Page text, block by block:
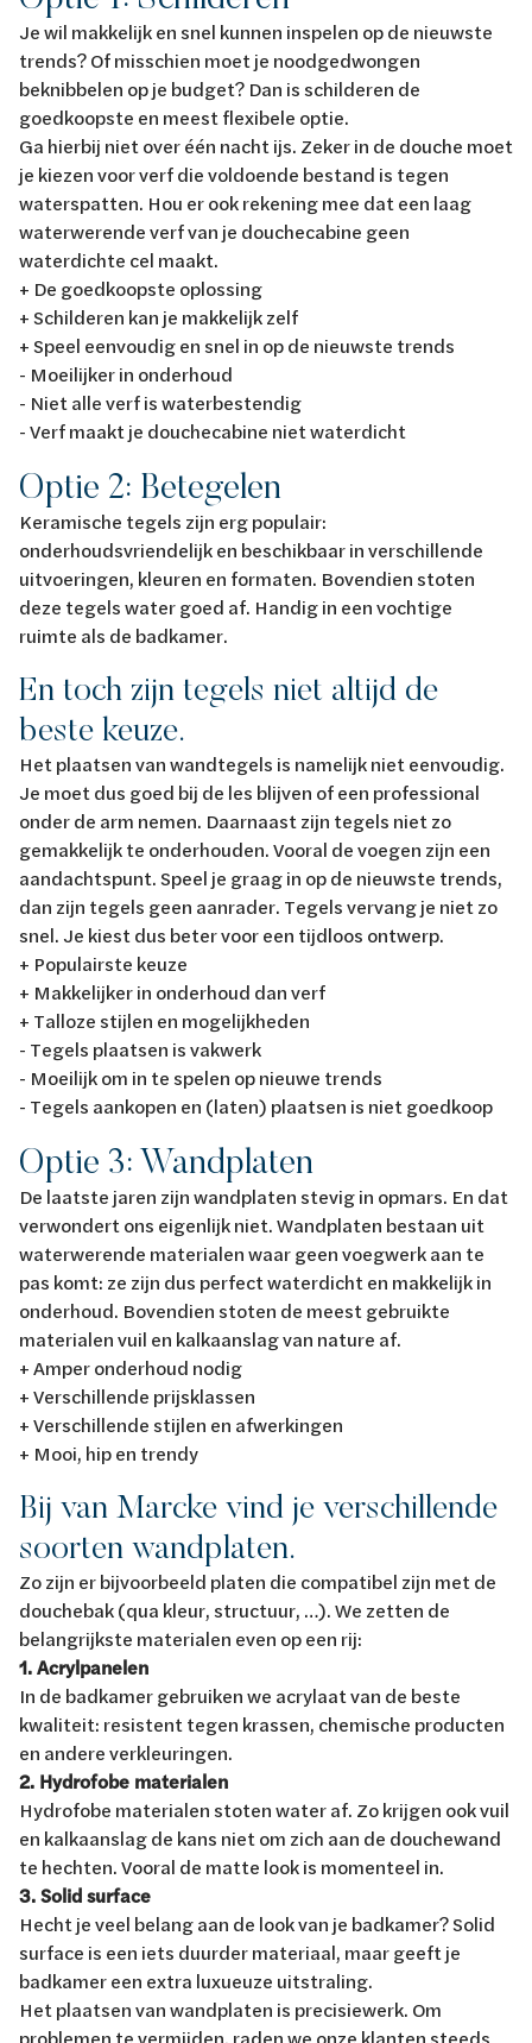
Je wil makkelijk en snel kunnen inspelen op de nieuwste
trends? Of misschien moet je noodgedwongen
beknibbelen op je budget? Dan is schilderen de
goedkoopste en meest flexibele optie.
Ga hierbij niet over één nacht ijs. Zeker in de douche moet
je kiezen voor verf die voldoende bestand is tegen
waterspatten. Hou er ook rekening mee dat een laag
waterwerende verf van je douchecabine geen
waterdichte cel maakt.
+ De goedkoopste oplossing
+ Schilderen kan je makkelijk zelf
+ Speel eenvoudig en snel in op de nieuwste trends
- Moeilijker in onderhoud
- Niet alle verf is waterbestendig
- Verf maakt je douchecabine niet waterdicht
Optie 2: Betegelen
Keramische tegels zijn erg populair:
onderhoudsvriendelijk en beschikbaar in verschillende
uitvoeringen, kleuren en formaten. Bovendien stoten
deze tegels water goed af. Handig in een vochtige
ruimte als de badkamer.
En toch zijn tegels niet altijd de
beste keuze.
Het plaatsen van wandtegels is namelijk niet eenvoudig.
Je moet dus goed bij de les blijven of een professional
onder de arm nemen. Daarnaast zijn tegels niet zo
gemakkelijk te onderhouden. Vooral de voegen zijn een
aandachtspunt. Speel je graag in op de nieuwste trends,
dan zijn tegels geen aanrader. Tegels vervang je niet zo
snel. Je kiest dus beter voor een tijdloos ontwerp.
+ Populairste keuze
+ Makkelijker in onderhoud dan verf
+ Talloze stijlen en mogelijkheden
- Tegels plaatsen is vakwerk
- Moeilijk om in te spelen op nieuwe trends
- Tegels aankopen en (laten) plaatsen is niet goedkoop
Optie 3: Wandplaten
De laatste jaren zijn wandplaten stevig in opmars. En dat
verwondert ons eigenlijk niet. Wandplaten bestaan uit
waterwerende materialen waar geen voegwerk aan te
pas komt: ze zijn dus perfect waterdicht en makkelijk in
onderhoud. Bovendien stoten de meest gebruikte
materialen vuil en kalkaanslag van nature af.
+ Amper onderhoud nodig
+ Verschillende prijsklassen
+ Verschillende stijlen en afwerkingen
+ Mooi, hip en trendy
Bij van Marcke vind je verschillende
soorten wandplaten.
Zo zijn er bijvoorbeeld platen die compatibel zijn met de
douchebak (qua kleur, structuur, …). We zetten de
belangrijkste materialen even op een rij:
1. Acrylpanelen
In de badkamer gebruiken we acrylaat van de beste
kwaliteit: resistent tegen krassen, chemische producten
en andere verkleuringen.
2. Hydrofobe materialen
Hydrofobe materialen stoten water af. Zo krijgen ook vuil
en kalkaanslag de kans niet om zich aan de douchewand
te hechten. Vooral de matte look is momenteel in.
3. Solid surface
Hecht je veel belang aan de look van je badkamer? Solid
surface is een iets duurder materiaal, maar geeft je
badkamer een extra luxueuze uitstraling.
Het plaatsen van wandplaten is precisiewerk. Om
problemen te vermijden, raden we onze klanten steeds